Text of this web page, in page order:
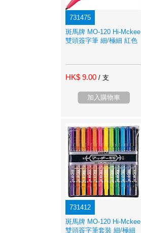
731475
斑馬牌 MO-120 Hi-Mckee
雙頭簽字筆 細/極細 紅色
HK$ 9.00 / 支
加入購物車
731412
斑馬牌 MO-120 Hi-Mckee
雙頭簽字筆套裝 細/極細